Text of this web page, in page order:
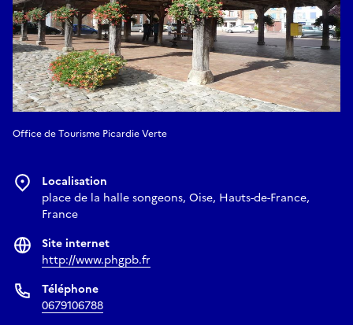
Office de Tourisme Picardie Verte
Localisation
place de la halle songeons, Oise, Hauts-de-France,
France
Site internet
http://www.phgpb.fr
Téléphone
0679106788